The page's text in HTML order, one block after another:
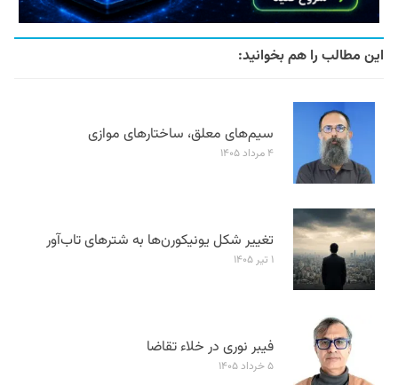
این مطالب را هم بخوانید:
سیم‌های معلق، ساختارهای موازی
۴ مرداد ۱۴۰۵
تغییر شکل یونیکورن‌ها به شترهای تاب‌آور
۱ تیر ۱۴۰۵
فیبر نوری در خلاء تقاضا
۵ خرداد ۱۴۰۵